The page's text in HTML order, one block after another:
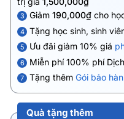
3 Giảm 190,000₫ cho
4 Tặng học sinh, sinh
5 Ưu đãi giảm 10% giá
6 Miễn phí 100% phí
7 Tặng thêm Gói bảo
Quà tặng thêm